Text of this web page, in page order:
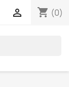
shopping_cart (0)
